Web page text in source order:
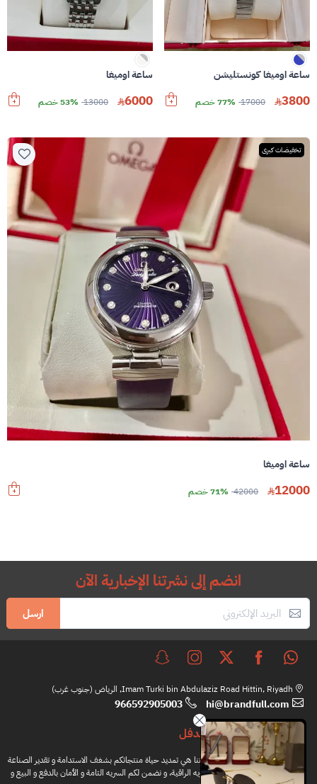
ساعة اوميغا كونستليشن
3800
17000 77% خصم
ساعة اوميغا
6000
13000 53% خصم
تخفيضات كبرى
ساعة اوميغا
12000
42000 71% خصم
انضم إلى نشرتنا الإخبارية الآن
ارسل
Imam Turki bin Abdulaziz Road Hittin, Riyadh, الرياض (جنوب غرب)
hi@brandfull.com
966592905003
براندفل
مهمتنا هي تمديد حياة منتجاتكم بشغف الاستدامة و تقدير الصناعة
اليدويه الراقية، و نضمن لكم السريه التامة و الأمان بالدفع و البيع و